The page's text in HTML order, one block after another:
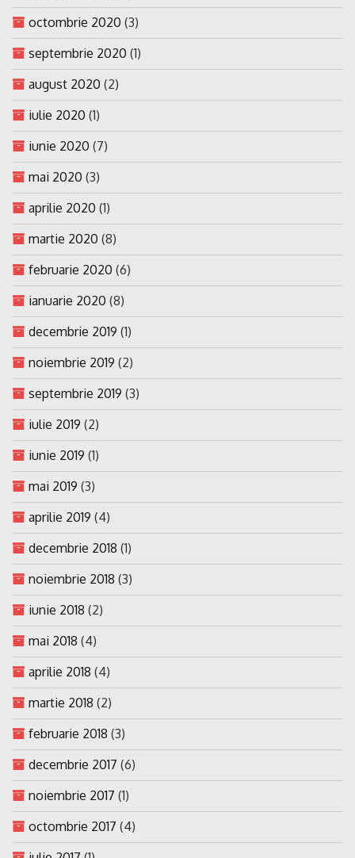
octombrie 2020 (3)
septembrie 2020 (1)
august 2020 (2)
iulie 2020 (1)
iunie 2020 (7)
mai 2020 (3)
aprilie 2020 (1)
martie 2020 (8)
februarie 2020 (6)
ianuarie 2020 (8)
decembrie 2019 (1)
noiembrie 2019 (2)
septembrie 2019 (3)
iulie 2019 (2)
iunie 2019 (1)
mai 2019 (3)
aprilie 2019 (4)
decembrie 2018 (1)
noiembrie 2018 (3)
iunie 2018 (2)
mai 2018 (4)
aprilie 2018 (4)
martie 2018 (2)
februarie 2018 (3)
decembrie 2017 (6)
noiembrie 2017 (1)
octombrie 2017 (4)